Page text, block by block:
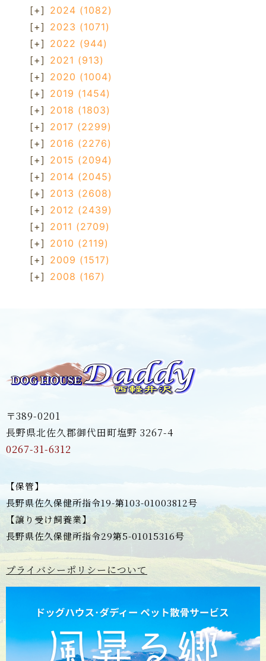
[+] 2024 (1082)
[+] 2023 (1071)
[+] 2022 (944)
[+] 2021 (913)
[+] 2020 (1004)
[+] 2019 (1454)
[+] 2018 (1803)
[+] 2017 (2299)
[+] 2016 (2276)
[+] 2015 (2094)
[+] 2014 (2045)
[+] 2013 (2608)
[+] 2012 (2439)
[+] 2011 (2709)
[+] 2010 (2119)
[+] 2009 (1517)
[+] 2008 (167)
〒389-0201
長野県北佐久郡御代田町塩野 3267-4
0267-31-6312
【保管】
長野県佐久保健所指令19-第103-01003812号
【譲り受け飼養業】
長野県佐久保健所指令29第5-01015316号
プライバシーポリシーについて